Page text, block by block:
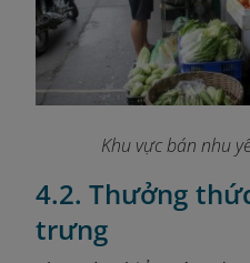
Khu vực bán nhu
4.2. Thưởng
trưng